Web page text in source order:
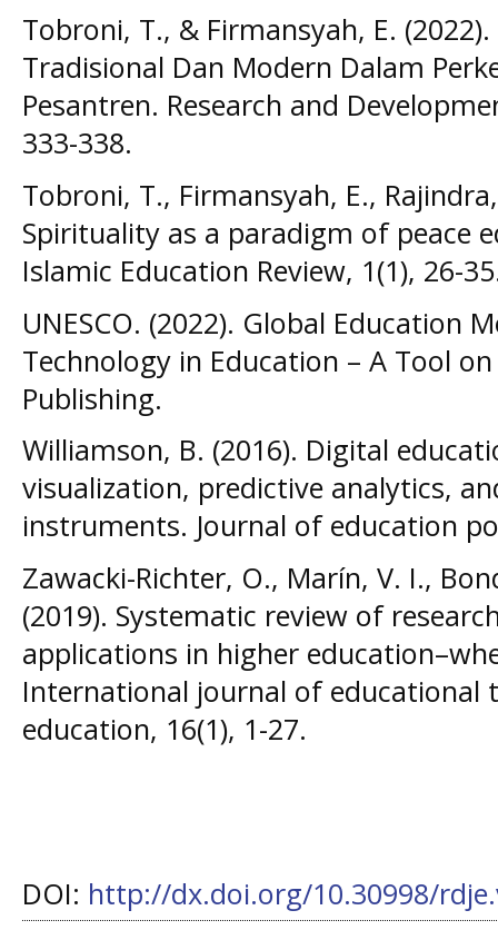
Tobroni, T., & Firmansyah, E.
Tradisional Dan Modern Dalam
Pesantren. Research and
333-338.
Tobroni, T., Firmansyah, E.,
Spirituality as a paradigm of peace
Islamic Education Review, 1(1), 26-
UNESCO. (2022). Global Education
Technology in Education – A Tool on
Publishing.
Williamson, B. (2016). Digital
visualization, predictive analytics,
instruments. Journal of education
Zawacki-Richter, O., Marín, V. I.,
(2019). Systematic review of
applications in higher
International journal of educational
education, 16(1), 1-27.
DOI: http://dx.doi.org/10.30998/